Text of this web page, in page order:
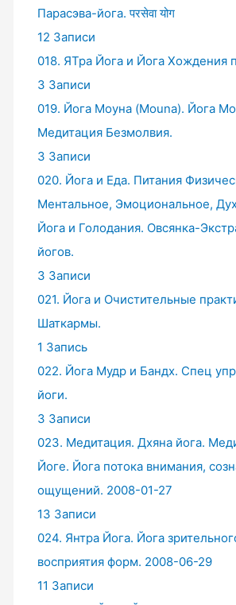
Парасэва-йога. परसेवा योग
12 Записи
018. ЯТра Йога и Йога Хождения
3 Записи
019. Йога Моуна (Mouna). Йога
Медитация Безмолвия.
3 Записи
020. Йога и Еда. Питания
Ментальное, Эмоциональное,
Йога и Голодания. Овсянка-
йогов.
3 Записи
021. Йога и Очистительные
Шаткармы.
1 Запись
022. Йога Мудр и Бандх. Спец
йоги.
3 Записи
023. Медитация. Дхяна йога.
Йоге. Йога потока внимания,
ощущений. 2008-01-27
13 Записи
024. Янтра Йога. Йога
восприятия форм. 2008-06-29
11 Записи